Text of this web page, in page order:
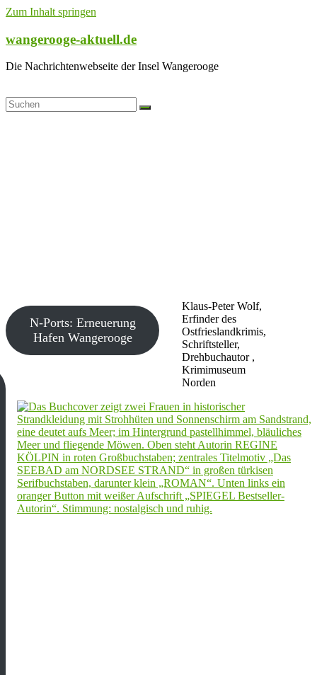
Zum Inhalt springen
wangerooge-aktuell.de
Die Nachrichtenwebseite der Insel Wangerooge
Klaus-Peter Wolf,
Erfinder des
Ostfrieslandkrimis,
Schriftsteller,
Drehbuchautor ,
Krimimuseum
Norden
N-Ports: Erneuerung
Hafen Wangerooge